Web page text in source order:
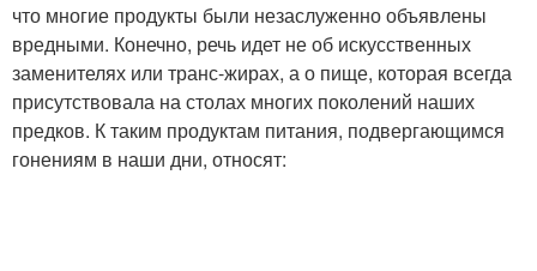
что многие продукты были незаслуженно объявлены
вредными. Конечно, речь идет не об искусственных
заменителях или транс-жирах, а о пище, которая всегда
присутствовала на столах многих поколений наших
предков. К таким продуктам питания, подвергающимся
гонениям в наши дни, относят: